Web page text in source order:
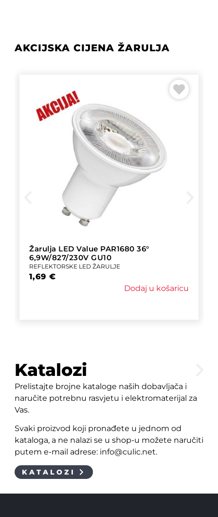
AKCIJSKA CIJENA ŽARULJA
Žarulja LED Value PAR1680 36°
6,9W/827/230V GU10
REFLEKTORSKE LED ŽARULJE
1,69 €
Dodaj u košaricu
Katalozi
Prelistajte brojne kataloge naših dobavljača i
naručite potrebnu rasvjetu i elektromaterijal za
Vas.
Svaki proizvod koji pronađete u jednom od
kataloga, a ne nalazi se u shop-u možete naručiti
putem e-mail adrese: info@culic.net.
KATALOZI